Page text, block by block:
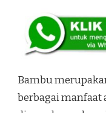
Bambu
berbagai manfaat